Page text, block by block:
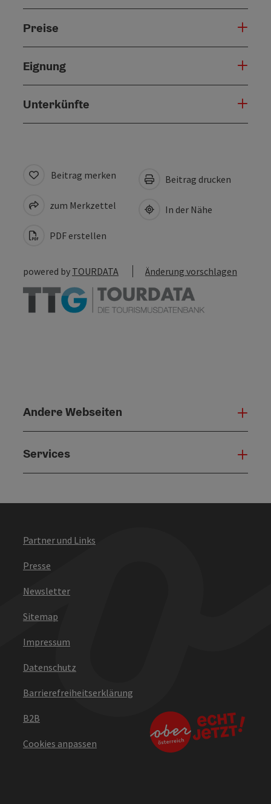
Preise
Eignung
Unterkünfte
Beitrag merken
zum Merkzettel
PDF erstellen
Beitrag drucken
In der Nähe
powered by TOURDATA Änderung vorschlagen
Andere Webseiten
Services
Partner und Links
Presse
Newsletter
Sitemap
Impressum
Datenschutz
Barrierefreiheitserklärung
B2B
Cookies anpassen